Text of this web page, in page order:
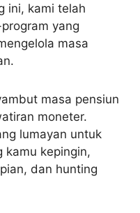
ini, kami telah
yang
masa
masa pensiun
moneter.
lumayan untuk
kamu kepingin,
dan hunting